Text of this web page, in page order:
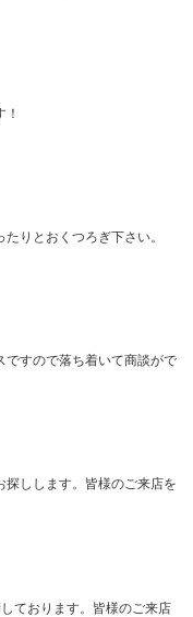
りとおくつろぎ下さい。
ですので落ち着いて商談がで
探しします。皆様のご来店を
ております。皆様のご来店